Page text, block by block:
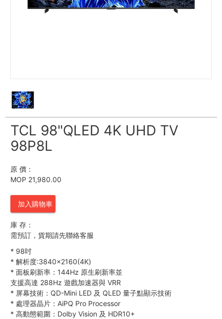
TCL 98"QLED 4K UHD TV
98P8L
原 價：
MOP 21,980.00
加入購物車
庫 存：
需預訂，貨期請先聯絡客服
* 98吋
* 解析度:3840×2160(4K)
* 面板刷新率：144Hz 原生刷新率並
支援高達 288Hz 遊戲加速器與 VRR
* 屏幕技術：QD-Mini LED 及 QLED 量子點顯示技術
* 處理器晶片：AiPQ Pro Processor
* 高動態範圍：Dolby Vision 及 HDR10+